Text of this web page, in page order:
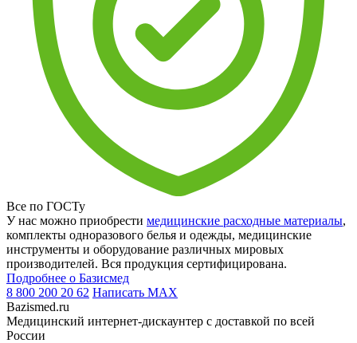
Все по ГОСТу
У нас можно приобрести медицинские расходные материалы,
комплекты одноразового белья и одежды, медицинские
инструменты и оборудование различных мировых
производителей. Вся продукция сертифицирована.
Подробнее о Базисмед
8 800 200 20 62 Написать MAX
Bazismed.ru
Медицинский интернет-дискаунтер с доставкой по всей
России